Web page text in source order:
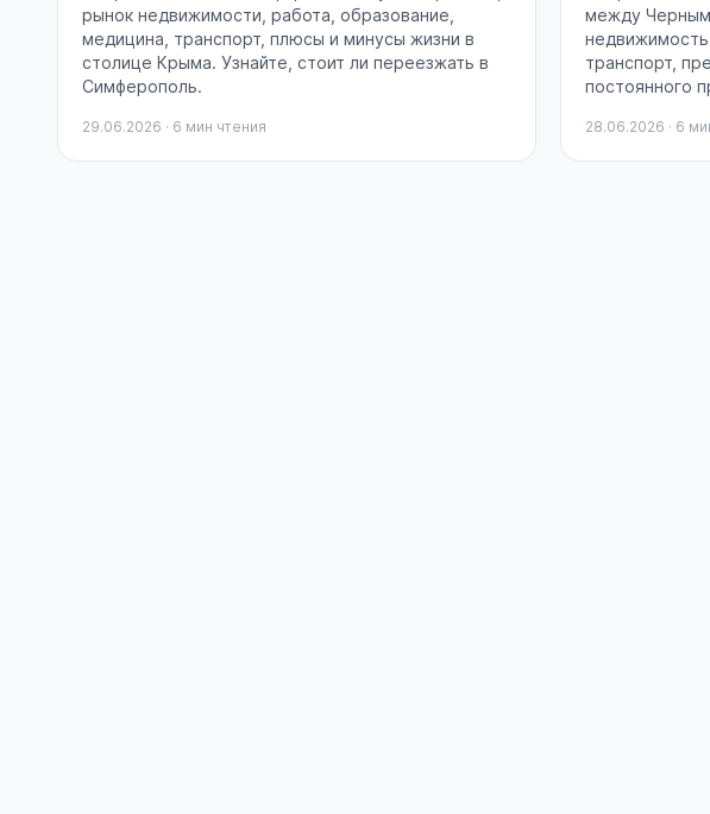
рынок недвижимости, работа, образование,
медицина, транспорт, плюсы и минусы жизни в
столице Крыма. Узнайте, стоит ли переезжать в
Симферополь.
29.06.2026 · 6 мин чтения
между Черным
транспорт,
постоянного
28.06.2026 · 6